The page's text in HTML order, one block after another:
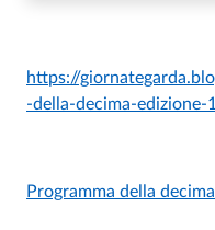
https://
-della-decima-edizione-
Programma della